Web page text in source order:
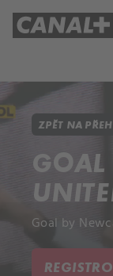
ZPĚT NA
GOAL
Goal by